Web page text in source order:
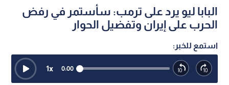
البابا ليو يرد على ترمب: سأستمر في رفض
الحرب على إيران وتفضيل الحوار
استمع للخبر:
0:00
1x